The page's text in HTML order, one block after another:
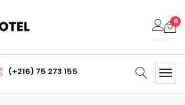
0
panier est vide.
total: 0.000DT
(+216) 75 273 155